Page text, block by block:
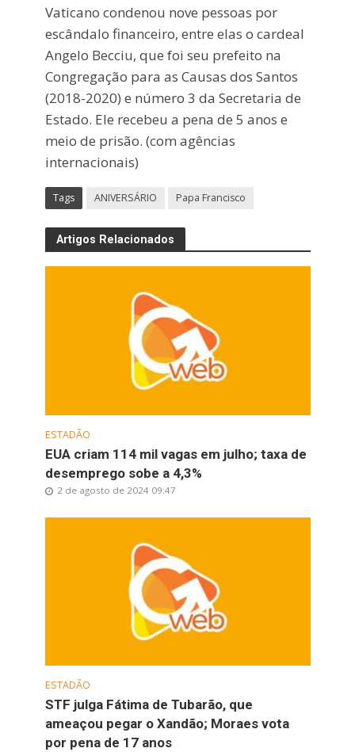
Vaticano condenou nove pessoas por
escândalo financeiro, entre elas o cardeal
Angelo Becciu, que foi seu prefeito na
Congregação para as Causas dos Santos
(2018-2020) e número 3 da Secretaria de
Estado. Ele recebeu a pena de 5 anos e
meio de prisão. (com agências
internacionais)
Tags ANIVERSÁRIO Papa Francisco
Artigos Relacionados
ESTADÃO
EUA criam 114 mil vagas em julho; taxa de
desemprego sobe a 4,3%
2 de agosto de 2024 09:47
ESTADÃO
STF julga Fátima de Tubarão, que
ameaçou pegar o Xandão; Moraes vota
por pena de 17 anos